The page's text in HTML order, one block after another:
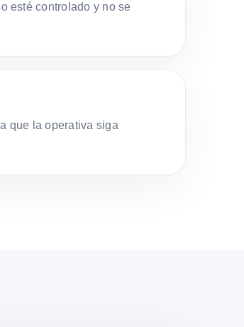
esté controlado y no se
que la operativa siga